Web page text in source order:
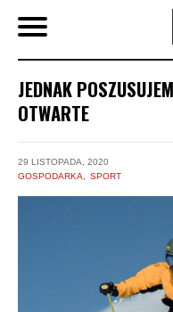
JEDNAK
OTWARTE
29 LISTOPADA, 2020
GOSPODARKA
SPORT